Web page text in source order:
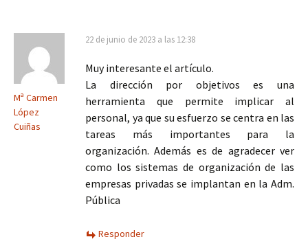
Mª Carmen
López
Cuiñas
22 de junio de 2023 a las 12:38
Muy interesante el artículo.
La dirección por objetivos es una
herramienta que permite implicar al
personal, ya que su esfuerzo se centra en las
tareas más importantes para la
organización. Además es de agradecer ver
como los sistemas de organización de las
empresas privadas se implantan en la Adm.
Pública
Responder